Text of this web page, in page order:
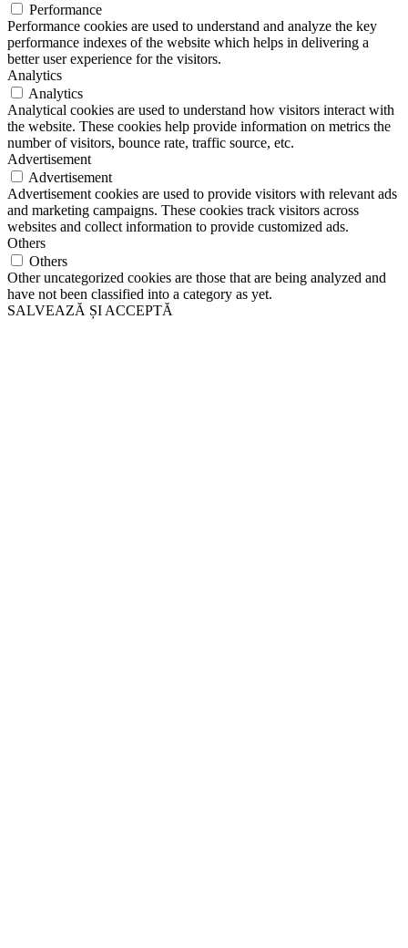
Performance
Performance cookies are used to understand and analyze the key
performance indexes of the website which helps in delivering a
better user experience for the visitors.
Analytics
Analytics
Analytical cookies are used to understand how visitors interact with
the website. These cookies help provide information on metrics the
number of visitors, bounce rate, traffic source, etc.
Advertisement
Advertisement
Advertisement cookies are used to provide visitors with relevant ads
and marketing campaigns. These cookies track visitors across
websites and collect information to provide customized ads.
Others
Others
Other uncategorized cookies are those that are being analyzed and
have not been classified into a category as yet.
SALVEAZĂ ȘI ACCEPTĂ